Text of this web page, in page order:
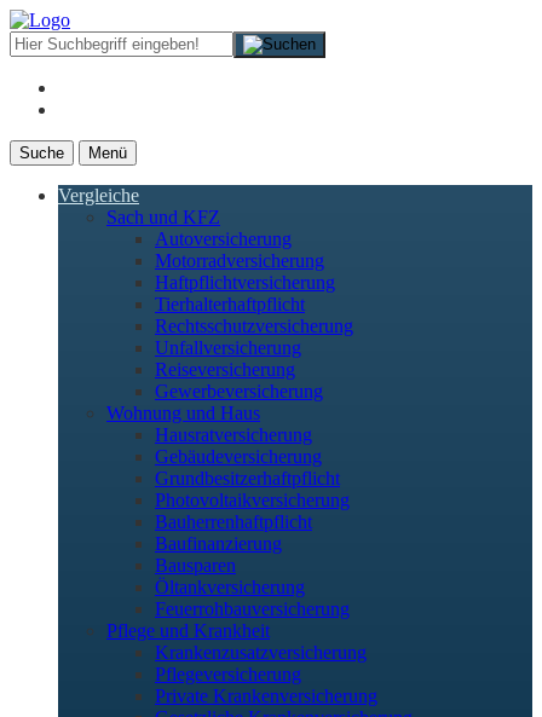
Suche Menü
Vergleiche
Sach und KFZ
Autoversicherung
Motorradversicherung
Haftpflichtversicherung
Tierhalterhaftpflicht
Rechtsschutzversicherung
Unfallversicherung
Reiseversicherung
Gewerbeversicherung
Wohnung und Haus
Hausratversicherung
Gebäudeversicherung
Grundbesitzerhaftpflicht
Photovoltaikversicherung
Bauherrenhaftpflicht
Baufinanzierung
Bausparen
Öltankversicherung
Feuerrohbauversicherung
Pflege und Krankheit
Krankenzusatzversicherung
Pflegeversicherung
Private Krankenversicherung